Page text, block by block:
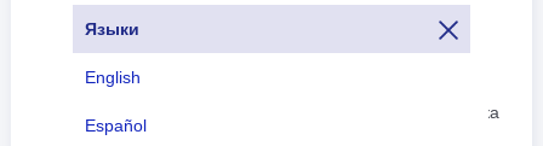
Языки
English
Español
самоанским), ниуэ и
английский 32%, английский
другие 5%, другие 6% (оценка